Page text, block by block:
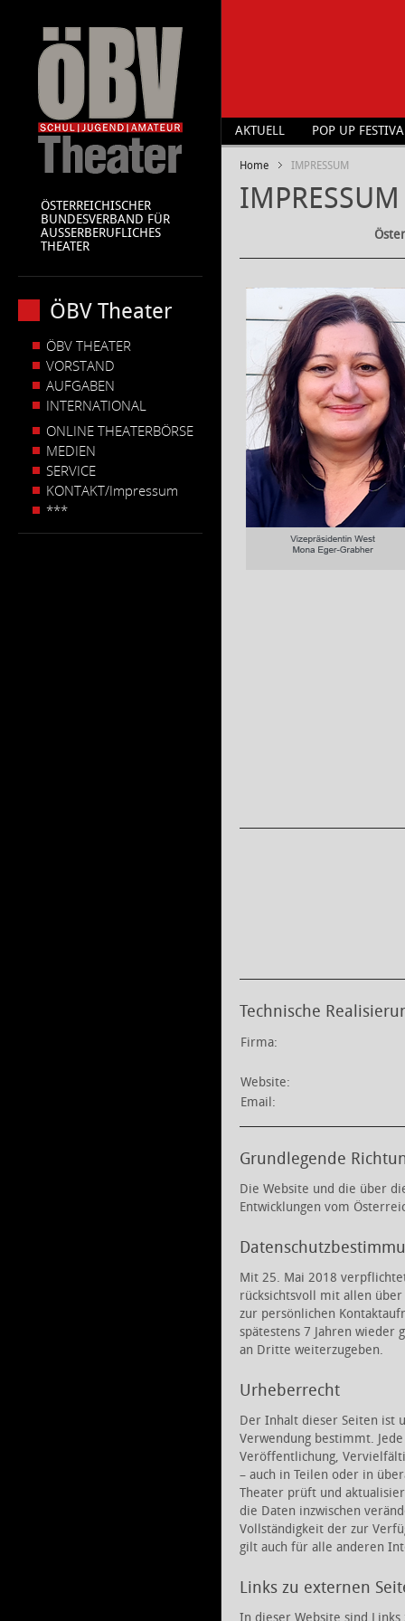
ÖSTERREICHISCHER
BUNDESVERBAND FÜR
AUSSERBERUFLICHES
THEATER
ÖBV Theater
ÖBV THEATER
VORSTAND
AUFGABEN
INTERNATIONAL
ONLINE THEATERBÖRSE
MEDIEN
SERVICE
KONTAKT/Impressum
***
AKTUELL POP UP
Home IMPRESSUM
IMPRESSUM
Technische
Firma:
Website:
Email:
Grundlegende
Die Website und die über
Entwicklungen vom
Mit 25. Mai 2018
rücksichtsvoll mit allen
zur persönlichen
spätestens 7 Jahren wieder
an Dritte weiterzugeben.
Urheberrecht
Der Inhalt dieser Seiten ist
Verwendung bestimmt.
Veröffentlichung,
– auch in Teilen oder in
Theater prüft und
die Daten inzwischen
Vollständigkeit der zur
gilt auch für alle anderen
Links zu externen
In dieser Website sind